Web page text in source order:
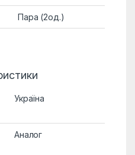
Пара (2од.)
Україна
Аналог